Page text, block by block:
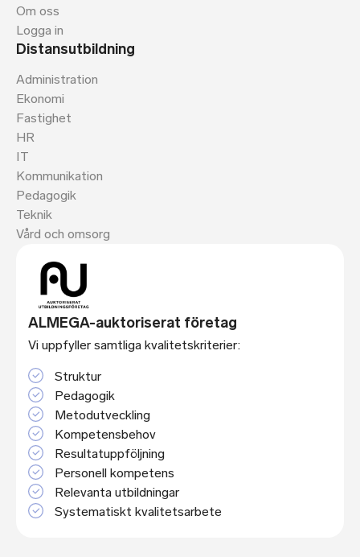
Om oss
Logga in
Distansutbildning
Administration
Ekonomi
Fastighet
HR
IT
Kommunikation
Pedagogik
Teknik
Vård och omsorg
ALMEGA-auktoriserat företag
Vi uppfyller samtliga kvalitetskriterier:
Struktur
Pedagogik
Metodutveckling
Kompetensbehov
Resultatuppföljning
Personell kompetens
Relevanta utbildningar
Systematiskt kvalitetsarbete